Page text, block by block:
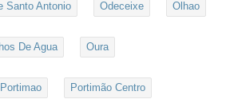
Santo Antonio Odeceixe Olhao
De Agua Oura
Portimao Portimão Centro